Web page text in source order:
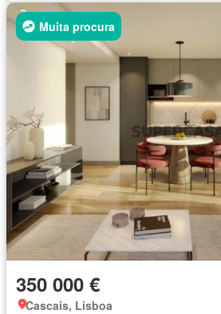
Muita procura
350 000 €
Cascais, Lisboa